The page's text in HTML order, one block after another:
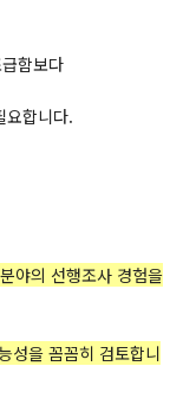
함보다
요합니다.
야의 선행조사 경험을
성을 꼼꼼히 검토합니